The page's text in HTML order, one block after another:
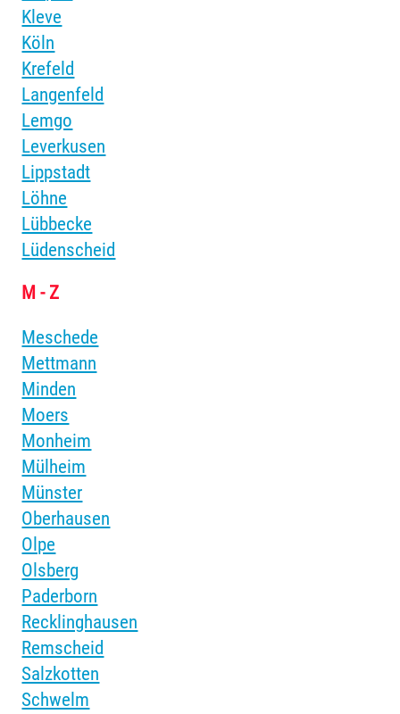
Kleve
Köln
Krefeld
Langenfeld
Lemgo
Leverkusen
Lippstadt
Löhne
Lübbecke
Lüdenscheid
M - Z
Meschede
Mettmann
Minden
Moers
Monheim
Mülheim
Münster
Oberhausen
Olpe
Olsberg
Paderborn
Recklinghausen
Remscheid
Salzkotten
Schwelm